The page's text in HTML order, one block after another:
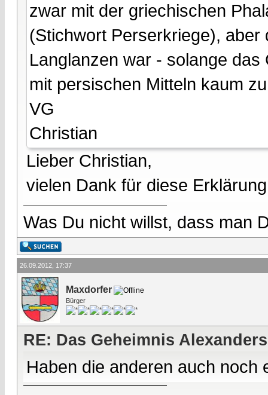
zwar mit der griechischen
(Stichwort Perserkriege), aber
Langlanzen war - solange
mit persischen Mitteln kaum
VG
Christian
Lieber Christian,
vielen Dank für diese
Was Du nicht willst, dass man
26.09.2012, 17:37
Maxdorfer
Bürger
RE: Das Geheimnis Alexanders
Haben die anderen auch noch